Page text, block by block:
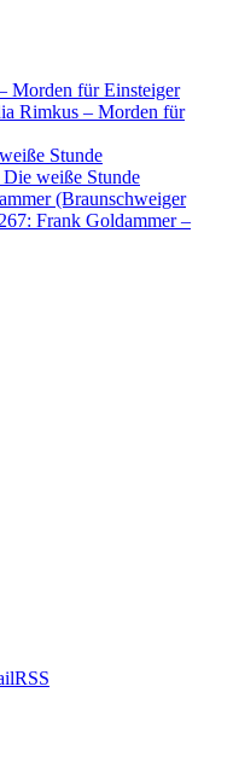
Morden für Einsteiger
Rimkus – Morden für
Stunde
weiße Stunde
(Braunschweiger
Frank Goldammer –
RSS